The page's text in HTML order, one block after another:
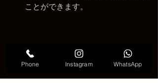
ことができます。
Phone Instagram WhatsApp